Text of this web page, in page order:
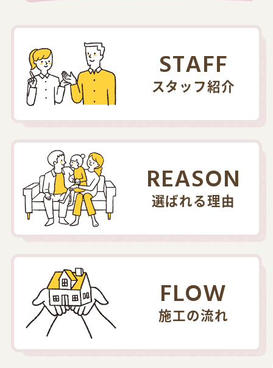
STAFF
スタッフ紹介
REASON
選ばれる理由
FLOW
施工の流れ